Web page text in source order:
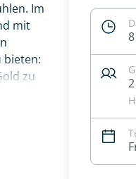
Im
mit
bieten:
zu